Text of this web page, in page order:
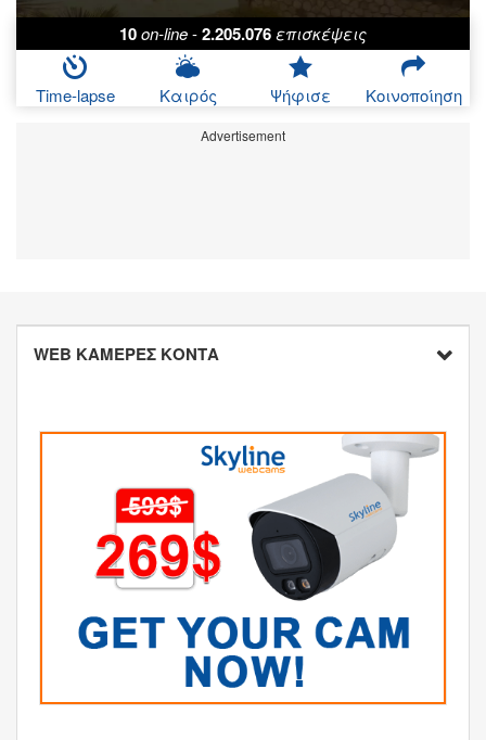
10on-line-2.205.076επισκέψεις
Time-lapse Καιρός Ψήφισε Κοινοποίηση
Advertisement
WEB ΚΑΜΕΡΕΣ ΚΟΝΤΑ